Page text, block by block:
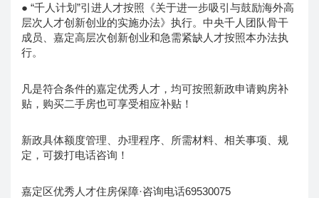
● “千人计划”引进人才按照《关于进一步吸引与鼓励海外高
层次人才创新创业的实施办法》执行。中央千人团队骨干
成员、嘉定高层次创新创业和急需紧缺人才按照本办法执
行。
凡是符合条件的嘉定优秀人才，均可按照新政申请购房补
贴，购买二手房也可享受相应补贴！
新政具体额度管理、办理程序、所需材料、相关事项、规
定，可拨打电话咨询！
嘉定区优秀人才住房保障·咨询电话69530075